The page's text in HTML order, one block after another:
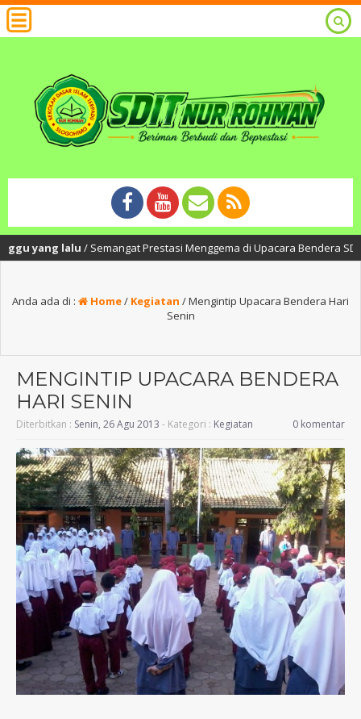
lalu/ Semangat Prestasi Menggema di Upacara Bendera SDIT
Anda ada di : Home/ Kegiatan /Mengintip Upacara Bendera Hari
Senin
MENGINTIP UPACARA BENDERA
HARI SENIN
Diterbitkan : Senin, 26 Agu 2013 - Kategori : Kegiatan 0 komentar